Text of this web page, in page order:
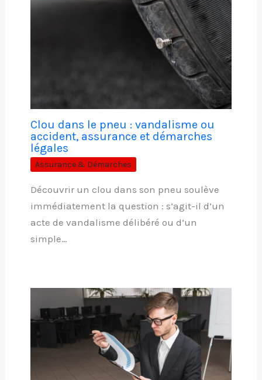
Clou dans le pneu : vandalisme ou
accident, assurance et démarches
légales
Assurance & Démarches
Découvrir un clou dans son pneu soulève
immédiatement la question : s’agit-il d’un
acte de vandalisme délibéré ou d’un
simple…